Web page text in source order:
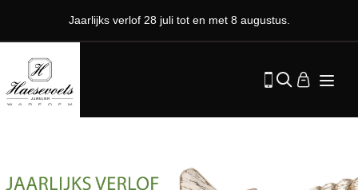
Jaarlijks verlof 28 juli tot en met 8 augustus.